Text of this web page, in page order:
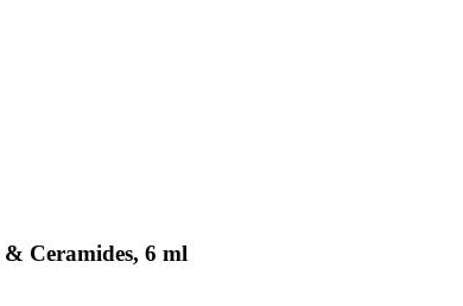
Ceramides, 6 ml